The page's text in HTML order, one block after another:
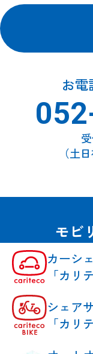
お電
（土
モビ
カーシ
「カリ
シェア
「カリ